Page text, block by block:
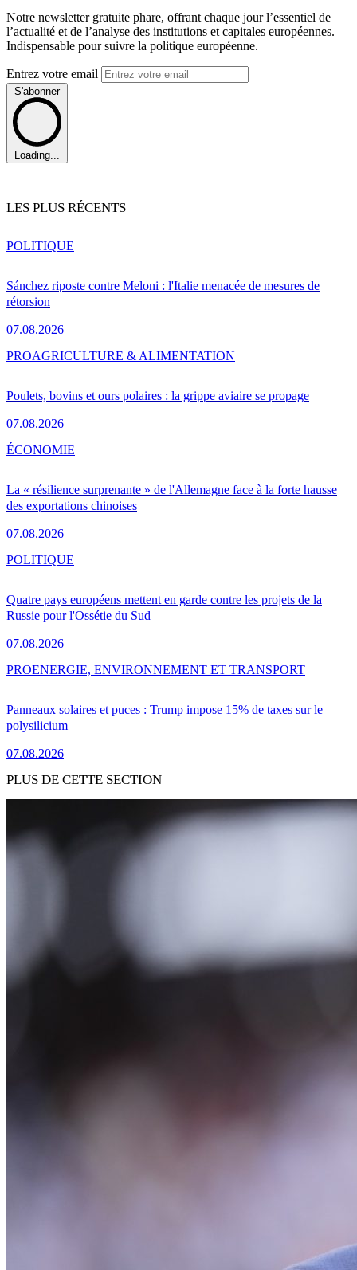
Notre newsletter gratuite phare, offrant chaque jour l’essentiel de
l’actualité et de l’analyse des institutions et capitales européennes.
Indispensable pour suivre la politique européenne.
Entrez votre email
S'abonner
Loading...
LES PLUS RÉCENTS
Sánchez riposte contre Meloni : l'Italie menacée de mesures de
rétorsion
07.08.2026
POLITIQUE
Poulets, bovins et ours polaires : la grippe aviaire se propage
07.08.2026
PROAGRICULTURE & ALIMENTATION
La « résilience surprenante » de l'Allemagne face à la forte hausse
des exportations chinoises
07.08.2026
ÉCONOMIE
Quatre pays européens mettent en garde contre les projets de la
Russie pour l'Ossétie du Sud
07.08.2026
POLITIQUE
Panneaux solaires et puces : Trump impose 15% de taxes sur le
polysilicium
07.08.2026
PROENERGIE, ENVIRONNEMENT ET TRANSPORT
PLUS DE CETTE SECTION